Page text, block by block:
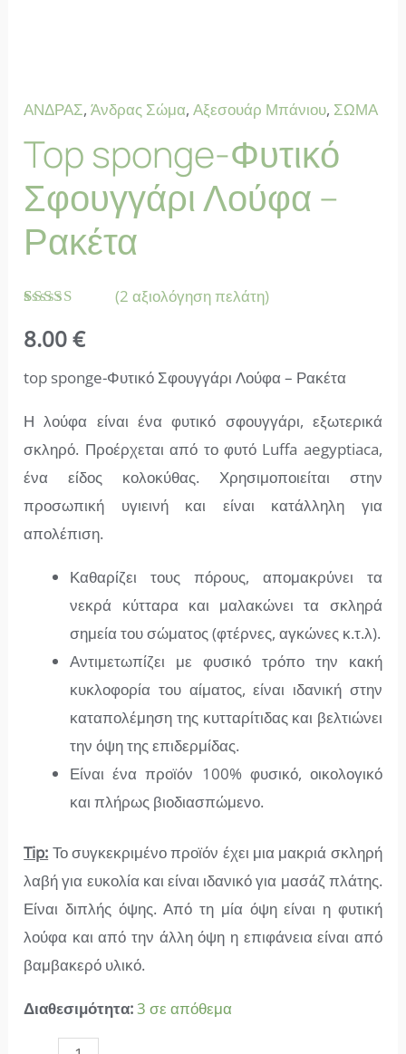
ΑΝΔΡΑΣ,Άνδρας Σώμα,Αξεσουάρ Μπάνιου, ΣΩΜΑ
Top sponge-Φυτικό
Σφουγγάρι Λούφα –
Ρακέτα
με5.00
από 5 με
βαθμολογία
(2 αξιολόγηση πελάτη)
8.00€
top sponge-Φυτικό Σφουγγάρι Λούφα – Ρακέτα
Η λούφα είναι ένα φυτικό σφουγγάρι, εξωτερικά
σκληρό. Προέρχεται από το φυτό Luffa aegyptiaca,
ένα είδος κολοκύθας. Χρησιμοποιείται στην
προσωπική υγιεινή και είναι κατάλληλη για
απολέπιση.
Καθαρίζει τους πόρους, απομακρύνει τα
νεκρά κύτταρα και μαλακώνει τα σκληρά
σημεία του σώματος (φτέρνες, αγκώνες κ.τ.λ).
Αντιμετωπίζει με φυσικό τρόπο την κακή
κυκλοφορία του αίματος, είναι ιδανική στην
καταπολέμηση της κυτταρίτιδας και βελτιώνει
την όψη της επιδερμίδας.
Είναι ένα προϊόν 100% φυσικό, οικολογικό
και πλήρως βιοδιασπώμενο.
Tip: Το συγκεκριμένο προϊόν έχει μια μακριά σκληρή
λαβή για ευκολία και είναι ιδανικό για μασάζ πλάτης.
Είναι διπλής όψης. Από τη μία όψη είναι η φυτική
λούφα και από την άλλη όψη η επιφάνεια είναι από
βαμβακερό υλικό.
Διαθεσιμότητα:3 σε απόθεμα